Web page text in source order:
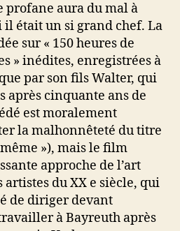
profane aura du mal à
était un si grand chef. La
sur « 150 heures de
» inédites, enregistrées à
par son fils Walter, qui
après cinquante ans de
est moralement
la malhonnêteté du titre
»), mais le film
approche de l’art
artistes du XX e siècle, qui
de diriger devant
à Bayreuth après